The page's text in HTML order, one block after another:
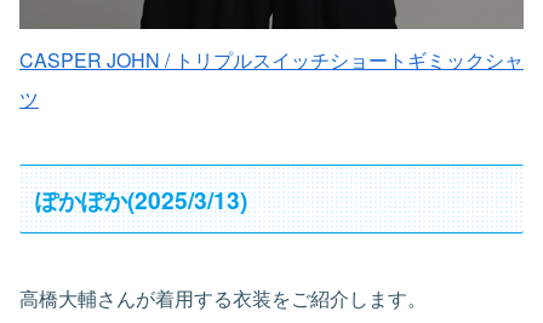
CASPER JOHN / トリプルスイッチショートギミックシャ
ツ
ぽかぽか(2025/3/13)
高橋大輔さんが着用する衣装をご紹介します。